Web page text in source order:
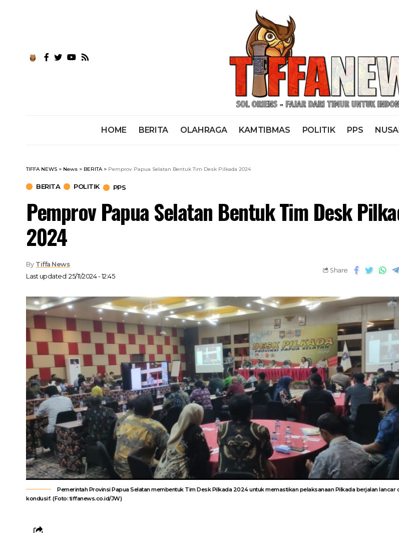
HOME BERITA OLAHRAGA KAMTIBMAS POLITIK PPS
TIFFA NEWS > News > BERITA> Pemprov Papua Selatan Bentuk Tim Desk Pilkada 2024
BERITA POLITIK PPS
Pemprov Papua Selatan Bentuk Tim Desk
2024
Last updated: 25/11/2024 - 12:45
By Tiffa News
Share
Pemerintah Provinsi Papua Selatan membentuk Tim Desk Pilkada 2024 untuk memastikan pelaksanaan Pilkada berjalan lancar
kondusif. (Foto: tiffanews.co.id/JW)